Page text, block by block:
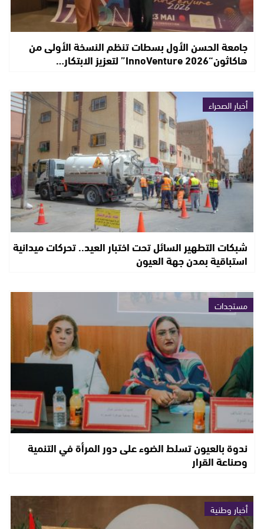
جامعة الحسن الأول بسطات تنظم النسخة الأولى من
هاكاثون“InnoVenture 2026” لتعزيز الابتكار…
أخبار الصحراء
شبكات التطهير السائل تحت اختبار العيد.. تحركات ميدانية
استباقية بمدن جهة العيون
مستجدات
ندوة بالعيون تسلط الضوء على دور المرأة في التنمية
وصناعة القرار
أخبار وطنية